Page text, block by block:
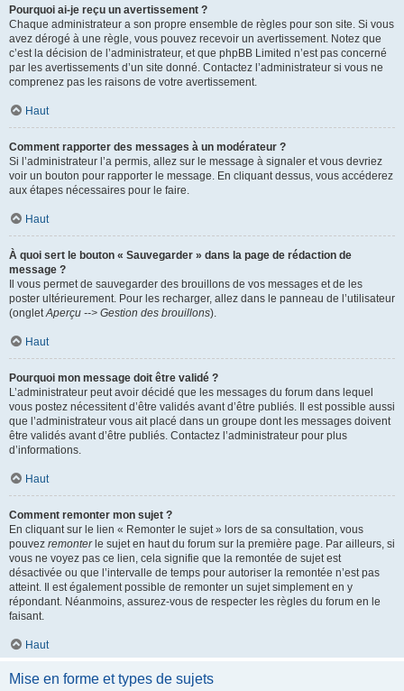
Pourquoi ai-je reçu un avertissement ?
Chaque administrateur a son propre ensemble de règles pour son site. Si vous
avez dérogé à une règle, vous pouvez recevoir un avertissement. Notez que
c’est la décision de l’administrateur, et que phpBB Limited n’est pas concerné
par les avertissements d’un site donné. Contactez l’administrateur si vous ne
comprenez pas les raisons de votre avertissement.
Haut
Comment rapporter des messages à un modérateur ?
Si l’administrateur l’a permis, allez sur le message à signaler et vous devriez
voir un bouton pour rapporter le message. En cliquant dessus, vous accéderez
aux étapes nécessaires pour le faire.
Haut
À quoi sert le bouton « Sauvegarder » dans la page de rédaction de
message ?
Il vous permet de sauvegarder des brouillons de vos messages et de les
poster ultérieurement. Pour les recharger, allez dans le panneau de l’utilisateur
(ongletAperçu --> Gestion des brouillons).
Haut
Pourquoi mon message doit être validé ?
L’administrateur peut avoir décidé que les messages du forum dans lequel
vous postez nécessitent d’être validés avant d’être publiés. Il est possible aussi
que l’administrateur vous ait placé dans un groupe dont les messages doivent
être validés avant d’être publiés. Contactez l’administrateur pour plus
d’informations.
Haut
Comment remonter mon sujet ?
En cliquant sur le lien « Remonter le sujet » lors de sa consultation, vous
pouvez remonterle sujet en haut du forum sur la première page. Par ailleurs, si
vous ne voyez pas ce lien, cela signifie que la remontée de sujet est
désactivée ou que l’intervalle de temps pour autoriser la remontée n’est pas
atteint. Il est également possible de remonter un sujet simplement en y
répondant. Néanmoins, assurez-vous de respecter les règles du forum en le
faisant.
Haut
Mise en forme et types de sujets